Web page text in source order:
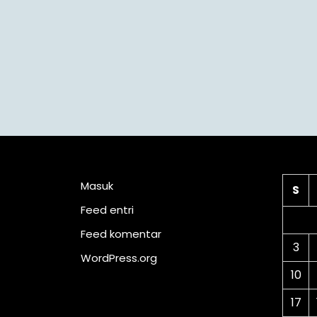
Masuk
Feed entri
Feed komentar
WordPress.org
S
3
10
17